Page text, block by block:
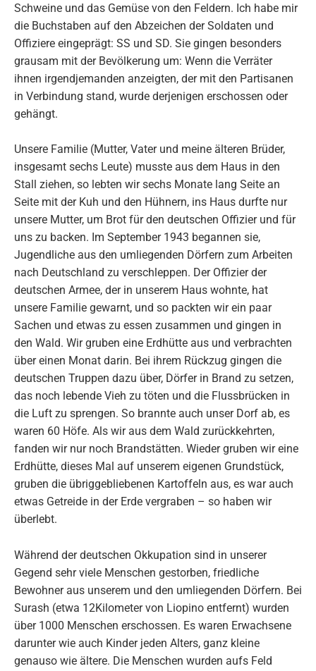
Schweine und das Gemüse von den Feldern. Ich habe mir
die Buchstaben auf den Abzeichen der Soldaten und
Offiziere eingeprägt: SS und SD. Sie gingen besonders
grausam mit der Bevölkerung um: Wenn die Verräter
ihnen irgendjemanden anzeigten, der mit den Partisanen
in Verbindung stand, wurde derjenigen erschossen oder
gehängt.
Unsere Familie (Mutter, Vater und meine älteren Brüder,
insgesamt sechs Leute) musste aus dem Haus in den
Stall ziehen, so lebten wir sechs Monate lang Seite an
Seite mit der Kuh und den Hühnern, ins Haus durfte nur
unsere Mutter, um Brot für den deutschen Offizier und für
uns zu backen. Im September 1943 begannen sie,
Jugendliche aus den umliegenden Dörfern zum Arbeiten
nach Deutschland zu verschleppen. Der Offizier der
deutschen Armee, der in unserem Haus wohnte, hat
unsere Familie gewarnt, und so packten wir ein paar
Sachen und etwas zu essen zusammen und gingen in
den Wald. Wir gruben eine Erdhütte aus und verbrachten
über einen Monat darin. Bei ihrem Rückzug gingen die
deutschen Truppen dazu über, Dörfer in Brand zu setzen,
das noch lebende Vieh zu töten und die Flussbrücken in
die Luft zu sprengen. So brannte auch unser Dorf ab, es
waren 60 Höfe. Als wir aus dem Wald zurückkehrten,
fanden wir nur noch Brandstätten. Wieder gruben wir eine
Erdhütte, dieses Mal auf unserem eigenen Grundstück,
gruben die übriggebliebenen Kartoffeln aus, es war auch
etwas Getreide in der Erde vergraben – so haben wir
überlebt.
Während der deutschen Okkupation sind in unserer
Gegend sehr viele Menschen gestorben, friedliche
Bewohner aus unserem und den umliegenden Dörfern. Bei
Surash (etwa 12Kilometer von Liopino entfernt) wurden
über 1000 Menschen erschossen. Es waren Erwachsene
darunter wie auch Kinder jeden Alters, ganz kleine
genauso wie ältere. Die Menschen wurden aufs Feld